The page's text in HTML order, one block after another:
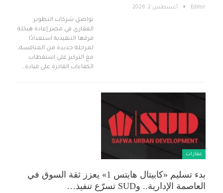
Editor أغسطس 2, 2026
تواصل شركات التطوير
العقاري في مصر إعادة هيكلة
فرقها التنفيذية استعدادًا
لمرحلة جديدة من المنافسة،
مع التركيز على استقطاب
الكفاءات القادرة على قيادة…
عقارات
بدء تسليم «كابيتال هايتس 1» يعزز ثقة السوق في
العاصمة الإدارية.. وSUD تسرّع تنفيذ…